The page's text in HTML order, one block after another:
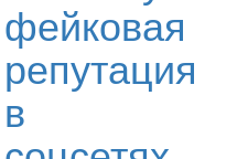
фейковая
репутация
в